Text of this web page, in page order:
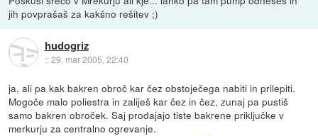
jih povprašaš za kakšno rešitev ;)
hudogriz
::29. mar 2005, 22:40
ja, ali pa kak bakren obroč kar čez obstoječega nabiti in prilepiti.
Mogoče malo poliestra in zaliješ kar čez in čez, zunaj pa pustiš
samo bakren obroček. Saj prodajajo tiste bakrene priključke v
merkurju za centralno ogrevanje.